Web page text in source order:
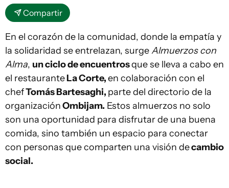
Compartir
En el corazón de la comunidad, donde la empatía y
la solidaridad se entrelazan, surgeAlmuerzos con
Alma, un ciclo de encuentrosque se lleva a cabo en
el restauranteLa Corte,en colaboración con el
chefTomás Bartesaghi, parte del directorio de la
organizaciónOmbijam. Estos almuerzos no solo
son una oportunidad para disfrutar de una buena
comida, sino también un espacio para conectar
con personas que comparten una visión decambio
social.